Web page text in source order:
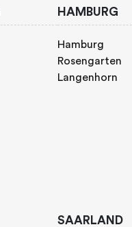
HAMBURG
Hamburg
Rosengarten
Langenhorn
SAARLAND